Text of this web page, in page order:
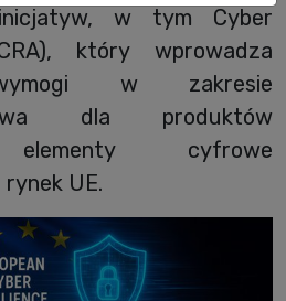
w tym Cyber
który wprowadza
w zakresie
dla produktów
elementy cyfrowe
UE.